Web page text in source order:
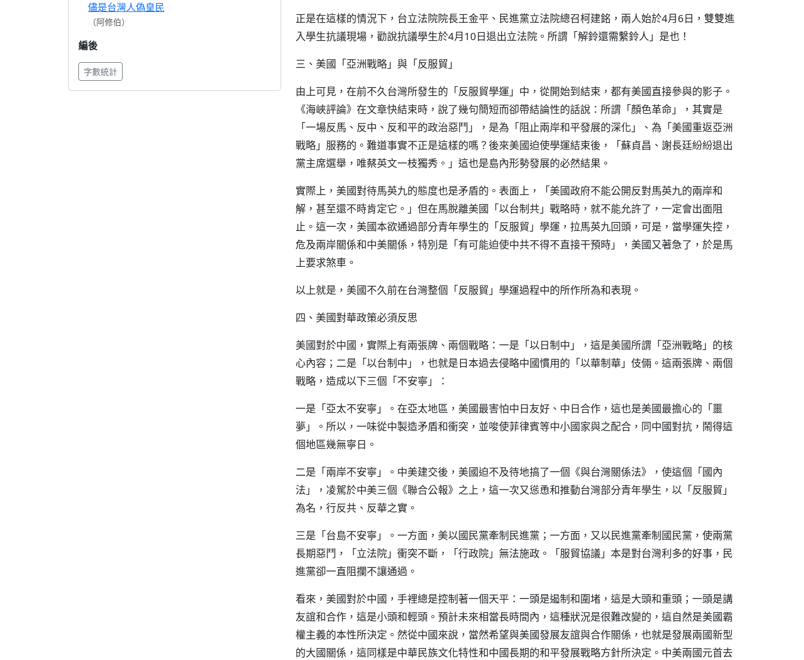
儘是台灣人偽皇民
（阿修伯）
編後
字數統計
正是在這樣的情況下，台立法院院長王金平、民進黨立法院總召柯建銘，兩人始於4月6日，雙雙進
入學生抗議現場，勸說抗議學生於4月10日退出立法院。所謂「解鈴還需繫鈴人」是也！
三、美國「亞洲戰略」與「反服貿」
由上可見，在前不久台灣所發生的「反服貿學運」中，從開始到結束，都有美國直接參與的影子。
《海峽評論》在文章快結束時，說了幾句簡短而卻帶結論性的話說：所謂「顏色革命」，其實是
「一場反馬、反中、反和平的政治惡鬥」，是為「阻止兩岸和平發展的深化」、為「美國重返亞洲
戰略」服務的。難道事實不正是這樣的嗎？後來美國迫使學運結束後，「蘇貞昌、謝長廷紛紛退出
黨主席選舉，唯蔡英文一枝獨秀。」這也是島內形勢發展的必然結果。
實際上，美國對待馬英九的態度也是矛盾的。表面上，「美國政府不能公開反對馬英九的兩岸和
解，甚至還不時肯定它。」但在馬脫離美國「以台制共」戰略時，就不能允許了，一定會出面阻
止。這一次，美國本欲通過部分青年學生的「反服貿」學運，拉馬英九回頭，可是，當學運失控，
危及兩岸關係和中美關係，特別是「有可能迫使中共不得不直接干預時」，美國又著急了，於是馬
上要求煞車。
以上就是，美國不久前在台灣整個「反服貿」學運過程中的所作所為和表現。
四、美國對華政策必須反思
美國對於中國，實際上有兩張牌、兩個戰略：一是「以日制中」，這是美國所謂「亞洲戰略」的核
心內容；二是「以台制中」，也就是日本過去侵略中國慣用的「以華制華」伎倆。這兩張牌、兩個
戰略，造成以下三個「不安寧」：
一是「亞太不安寧」。在亞太地區，美國最害怕中日友好、中日合作，這也是美國最擔心的「噩
夢」。所以，一味從中製造矛盾和衝突，並唆使菲律賓等中小國家與之配合，同中國對抗，鬧得這
個地區幾無寧日。
二是「兩岸不安寧」。中美建交後，美國迫不及待地搞了一個《與台灣關係法》，使這個「國內
法」，凌駕於中美三個《聯合公報》之上，這一次又慫恿和推動台灣部分青年學生，以「反服貿」
為名，行反共、反華之實。
三是「台島不安寧」。一方面，美以國民黨牽制民進黨；一方面，又以民進黨牽制國民黨，使兩黨
長期惡鬥，「立法院」衝突不斷，「行政院」無法施政。「服貿協議」本是對台灣利多的好事，民
進黨卻一直阻攔不讓通過。
看來，美國對於中國，手裡總是控制著一個天平：一頭是遏制和圍堵，這是大頭和重頭；一頭是講
友誼和合作，這是小頭和輕頭。預計未來相當長時間內，這種狀況是很難改變的，這自然是美國霸
權主義的本性所決定。然從中國來說，當然希望與美國發展友誼與合作關係，也就是發展兩國新型
的大國關係，這同樣是中華民族文化特性和中國長期的和平發展戰略方針所決定。中美兩國元首去